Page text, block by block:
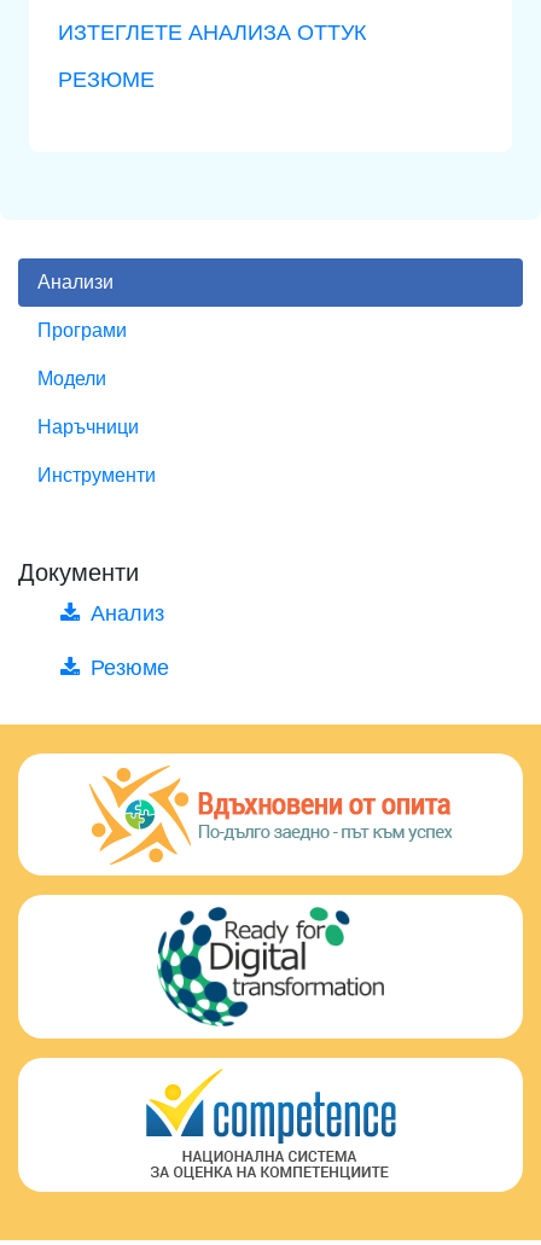
ИЗТЕГЛЕТЕ АНАЛИЗА ОТТУК
РЕЗЮМЕ
Анализи
Програми
Модели
Наръчници
Инструменти
Документи
Анализ
Резюме